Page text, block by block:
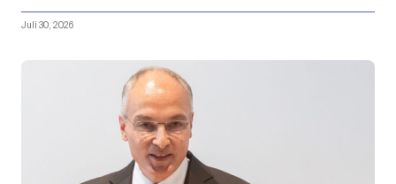
Juli 30, 2026